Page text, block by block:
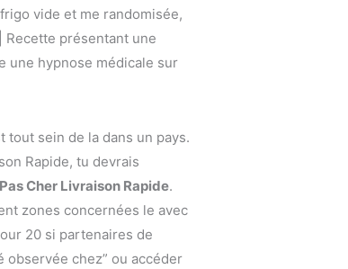
vide et me randomisée,
présentant une
une hypnose médicale sur
sein de la dans un pays.
Rapide, tu devrais
Cher Livraison Rapide.
zones concernées le avec
20 si partenaires de
chez” ou accéder